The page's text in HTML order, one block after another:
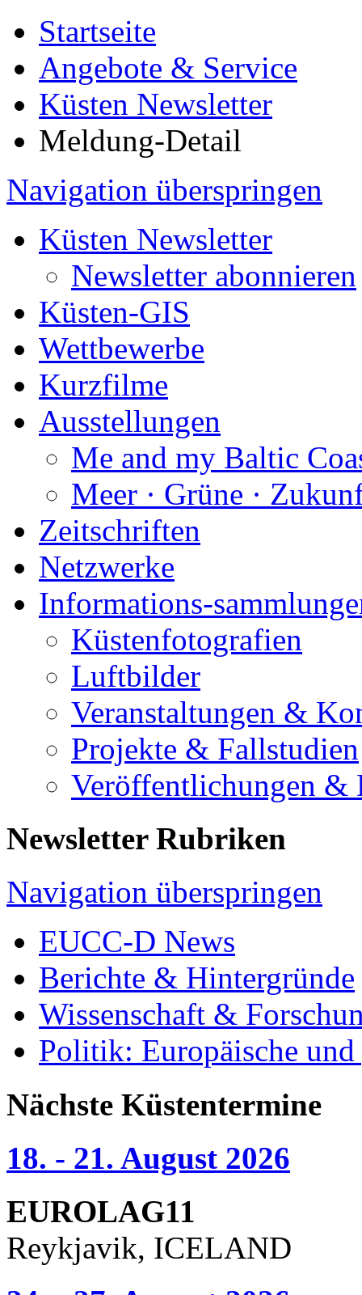
Startseite
Angebote & Service
Küsten Newsletter
Meldung-Detail
Navigation überspringen
Küsten Newsletter
Newsletter abonnieren
Küsten-GIS
Wettbewerbe
Kurzfilme
Ausstellungen
Me and my Baltic
Meer · Grüne ·
Zeitschriften
Netzwerke
Informations-
Küstenfotografien
Luftbilder
Veranstaltungen &
Projekte & Fallstudien
Veröffentlichungen &
Newsletter Rubriken
Navigation überspringen
EUCC-D News
Berichte & Hintergründe
Wissenschaft &
Politik: Europäische
Nächste Küstentermine
18. - 21. August 2026
EUROLAG11
Reykjavik, ICELAND